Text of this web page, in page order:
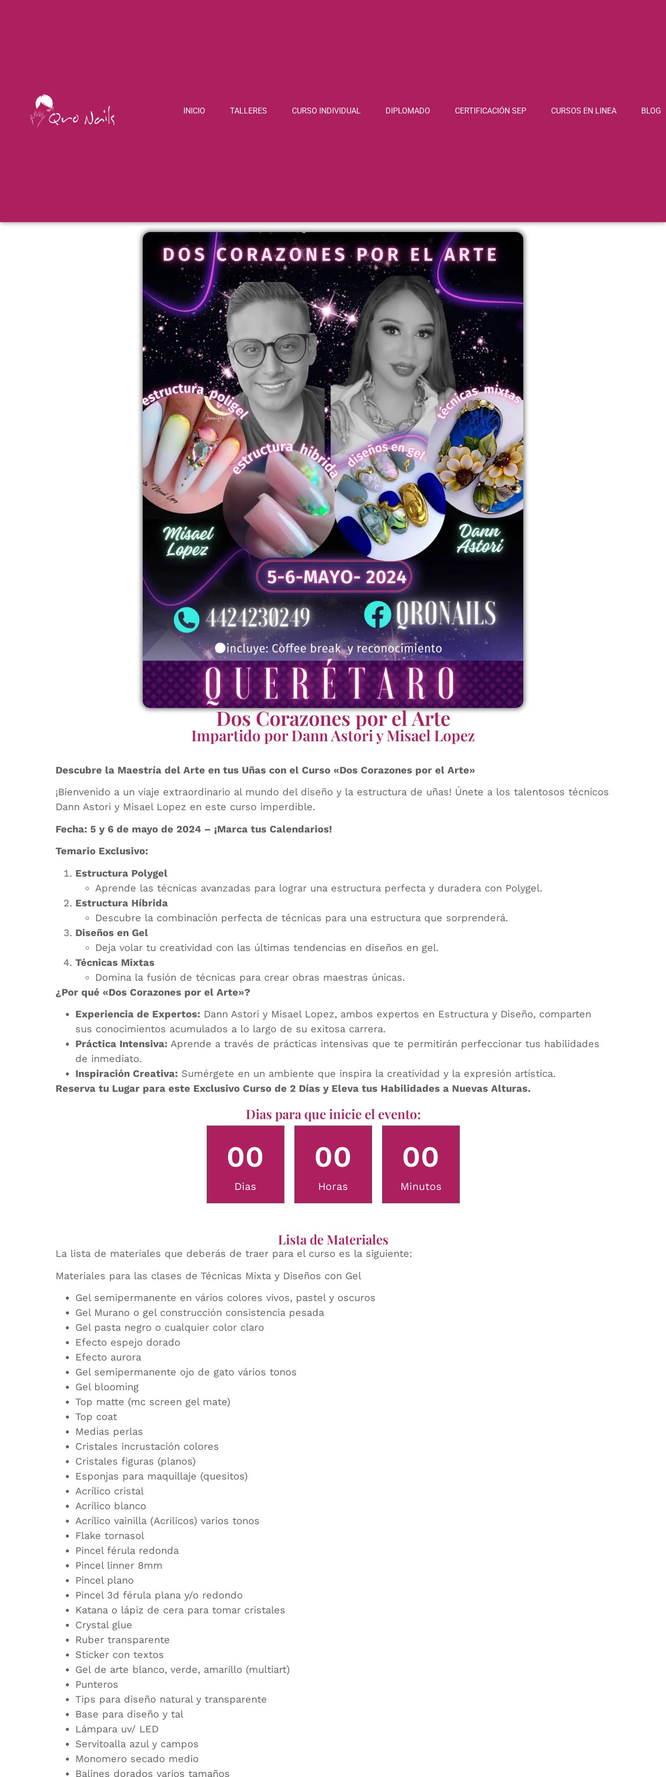
INICIO TALLERES CURSO INDIVIDUAL DIPLOMADO CERTIFICACIÓN SEP CURSOS EN LINEA BLOG
Dos Corazones por el Arte
Impartido por Dann Astori y Misael Lopez
Descubre la Maestría del Arte en tus Uñas con el Curso «Dos Corazones por el Arte»
¡Bienvenido a un viaje extraordinario al mundo del diseño y la estructura de uñas! Únete a los talentosos técnicos
Dann Astori y Misael Lopez en este curso imperdible.
Fecha: 5 y 6 de mayo de 2024 – ¡Marca tus Calendarios!
Temario Exclusivo:
Estructura Polygel
Aprende las técnicas avanzadas para lograr una estructura perfecta y duradera con Polygel.
Estructura Híbrida
Descubre la combinación perfecta de técnicas para una estructura que sorprenderá.
Diseños en Gel
Deja volar tu creatividad con las últimas tendencias en diseños en gel.
Técnicas Mixtas
Domina la fusión de técnicas para crear obras maestras únicas.
¿Por qué «Dos Corazones por el Arte»?
Experiencia de Expertos: Dann Astori y Misael Lopez, ambos expertos en Estructura y Diseño, comparten
sus conocimientos acumulados a lo largo de su exitosa carrera.
Práctica Intensiva: Aprende a través de prácticas intensivas que te permitirán perfeccionar tus habilidades
de inmediato.
Inspiración Creativa: Sumérgete en un ambiente que inspira la creatividad y la expresión artística.
Reserva tu Lugar para este Exclusivo Curso de 2 Días y Eleva tus Habilidades a Nuevas Alturas.
Dias para que inicie el evento:
00
Dias
00
Horas
00
Minutos
Lista de Materiales
La lista de materiales que deberás de traer para el curso es la siguiente:
Materiales para las clases de Técnicas Mixta y Diseños con Gel
Gel semipermanente en vários colores vivos, pastel y oscuros
Gel Murano o gel construcción consistencia pesada
Gel pasta negro o cualquier color claro
Efecto espejo dorado
Efecto aurora
Gel semipermanente ojo de gato vários tonos
Gel blooming
Top matte (mc screen gel mate)
Top coat
Medias perlas
Cristales incrustación colores
Cristales figuras (planos)
Esponjas para maquillaje (quesitos)
Acrílico cristal
Acrílico blanco
Acrílico vainilla (Acrilicos) varios tonos
Flake tornasol
Pincel férula redonda
Pincel linner 8mm
Pincel plano
Pincel 3d férula plana y/o redondo
Katana o lápiz de cera para tomar cristales
Crystal glue
Ruber transparente
Sticker con textos
Gel de arte blanco, verde, amarillo (multiart)
Punteros
Tips para diseño natural y transparente
Base para diseño y tal
Lámpara uv/ LED
Servitoalla azul y campos
Monomero secado medio
Balines dorados varios tamaños